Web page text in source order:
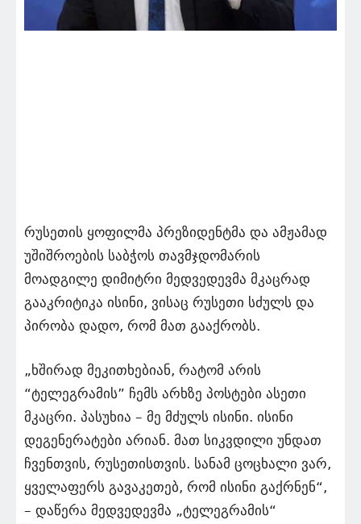
რუსეთის ყოფილმა პრეზიდენტმა და ამჟამად
უშიშროების საბჭოს თავმჯდომარის
მოადგილე დიმიტრი მედვედევმა მკაცრად
გააკრიტიკა ისინი, ვისაც რუსეთი სძულს და
პირობა დადო, რომ მათ გააქრობს.
„ხშირად მეკითხებიან, რატომ არის
“ტელეგრამის” ჩემს არხზე პოსტები ასეთი
მკაცრი. პასუხია – მე მძულს ისინი. ისინი
დეგენერატები არიან. მათ სიკვდილი უნდათ
ჩვენთვის, რუსეთისთვის. სანამ ცოცხალი ვარ,
ყველაფერს გავაკეთებ, რომ ისინი გაქრნენ“,
– დაწერა მედვედევმა „ტელეგრამის“